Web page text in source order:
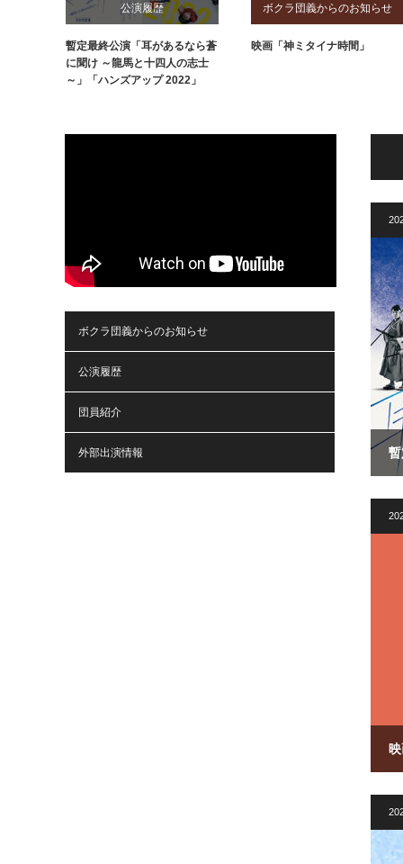
公演履歴
暫定最終公演「耳があるなら蒼
に聞け ～龍馬と十四人の志士
～」「ハンズアップ 2022」
ボクラ団義からのお知らせ
映画「神ミタイナ時間」
ボクラ団義からのお知らせ
公演履歴
団員紹介
外部出演情報